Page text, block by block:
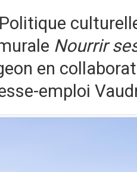
Nourrir
en
emploi